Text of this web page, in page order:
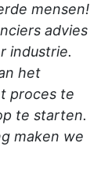
mensen!
advies
industrie.
het
proces te
te starten.
maken we